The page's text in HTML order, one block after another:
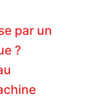
par un
?